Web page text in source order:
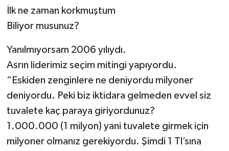
İlk ne zaman korkmuştum
Biliyor musunuz?
Yanılmıyorsam 2006 yılıydı.
Asrın liderimiz seçim mitingi yapıyordu.
“Eskiden zenginlere ne deniyordu milyoner
deniyordu. Peki biz iktidara gelmeden evvel siz
tuvalete kaç paraya giriyordunuz?
1.000.000 (1 milyon) yani tuvalete girmek için
milyoner olmanız gerekiyordu. Şimdi 1 Tl’sına